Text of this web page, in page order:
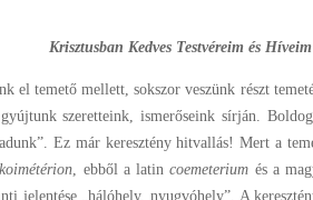
Krisztusban Kedves Testvéreim és
el temető mellett, sokszor veszünk részt
szeretteink, ismerőseink sírján.
Ez már keresztény hitvallás! Mert a
koimétérion, ebből a latincoemeterium és a
jelentése „hálóhely, nyugvóhely”. A